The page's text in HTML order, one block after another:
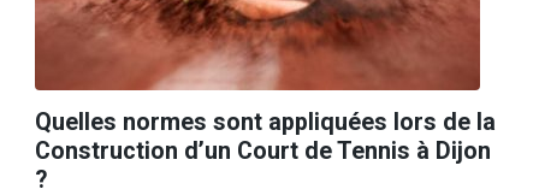
Quelles normes sont appliquées lors de la
Construction d’un Court de Tennis à Dijon
?